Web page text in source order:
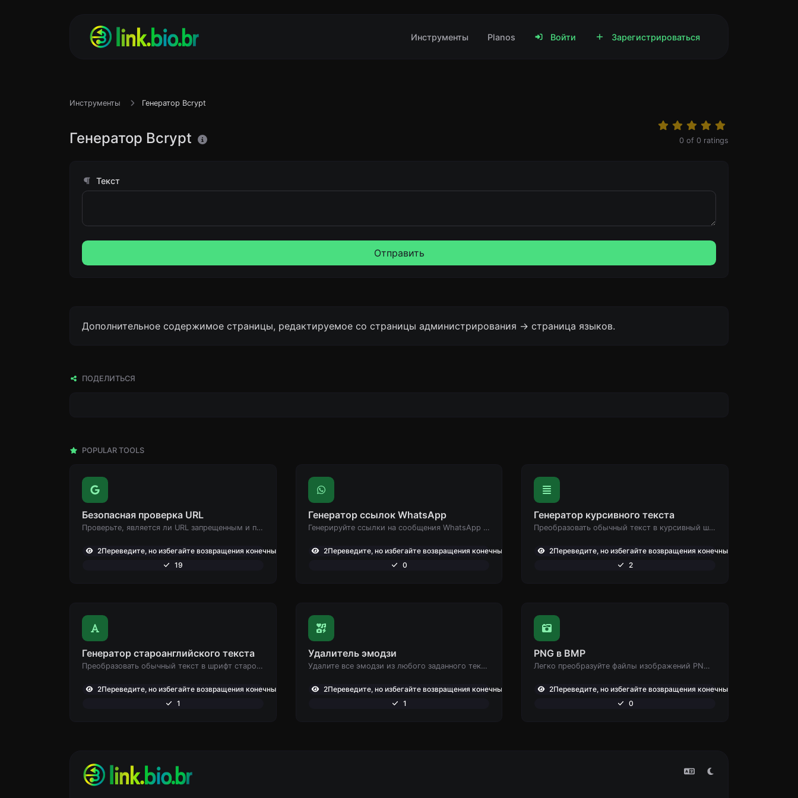
Инструменты Planos Войти Зарегистрироваться
Инструменты Генератор Bcrypt
Генератор Bcrypt 0 of 0 ratings
Текст
Отправить
Дополнительное содержимое страницы, редактируемое со страницы администрирования -> страница языков.
ПОДЕЛИТЬСЯ
POPULAR TOOLS
Безопасная проверка URL
Проверьте, является ли URL запрещенным и помеченным как безопасный/небезопасный Google.
2Переведите, но избегайте возвращения конечных точек: ,801
19
Генератор ссылок WhatsApp
Генерируйте ссылки на сообщения WhatsApp легко.
2Переведите, но избегайте возвращения конечных точек: ,797
0
Генератор курсивного текста
Преобразовать обычный текст в курсивный шрифт.
2Переведите, но избегайте возвращения конечных точек: ,765
2
Генератор староанглийского текста
Преобразовать обычный текст в шрифт староанглийского типа.
2Переведите, но избегайте возвращения конечных точек: ,756
1
Удалитель эмодзи
Удалите все эмодзи из любого заданного текста легко.
2Переведите, но избегайте возвращения конечных точек: ,728
1
PNG в BMP
Легко преобразуйте файлы изображений PNG в BMP.
2Переведите, но избегайте возвращения конечных точек: ,698
0